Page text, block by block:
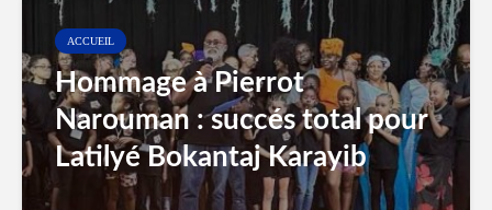
ACCUEIL
Hommage à Pierrot
Narouman : succés total pour
Latilyé Bokantaj Karayib